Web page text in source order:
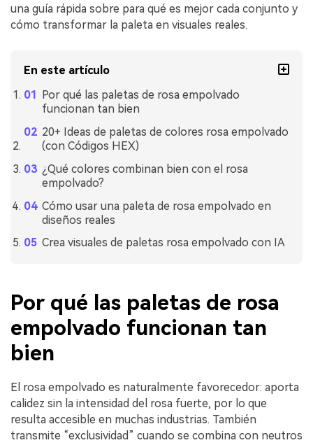
una guía rápida sobre para qué es mejor cada conjunto y
cómo transformar la paleta en visuales reales.
En este artículo
Por qué las paletas de rosa empolvado
funcionan tan bien
20+ Ideas de paletas de colores rosa empolvado
(con Códigos HEX)
¿Qué colores combinan bien con el rosa
empolvado?
Cómo usar una paleta de rosa empolvado en
diseños reales
Crea visuales de paletas rosa empolvado con IA
Por qué las paletas de rosa
empolvado funcionan tan
bien
El rosa empolvado es naturalmente favorecedor: aporta
calidez sin la intensidad del rosa fuerte, por lo que
resulta accesible en muchas industrias. También
transmite “exclusividad” cuando se combina con neutros